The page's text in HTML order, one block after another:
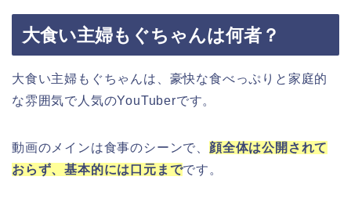
大食い主婦もぐちゃんは何者？
大食い主婦もぐちゃんは、豪快な食べっぷりと家庭的
な雰囲気で人気のYouTuberです。
動画のメインは食事のシーンで、 顔全体は公開されて
おらず、基本的には口元までです。